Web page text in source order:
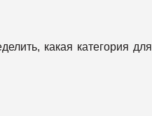
какая категория